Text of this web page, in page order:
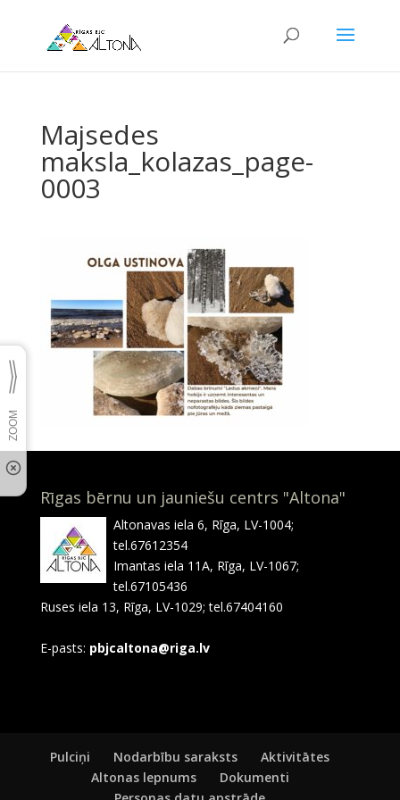
Majsedes
maksla_kolazas_page-
0003
Rīgas bērnu un jauniešu centrs "Altona"
Altonavas iela 6, Rīga, LV-1004;
tel.67612354
Imantas iela 11A, Rīga, LV-1067;
tel.67105436
Ruses iela 13, Rīga, LV-1029; tel.67404160
E-pasts: pbjcaltona@riga.lv
Pulciņi Nodarbību saraksts
Aktivitātes
Altonas lepnums
Dokumenti